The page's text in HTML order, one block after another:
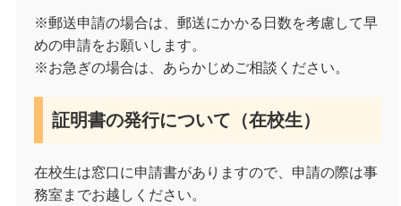
※郵送申請の場合は、郵送にかかる日数を考慮して早
めの申請をお願いします。
※お急ぎの場合は、あらかじめご相談ください。
証明書の発行について（在校生）
在校生は窓口に申請書がありますので、申請の際は事
務室までお越しください。